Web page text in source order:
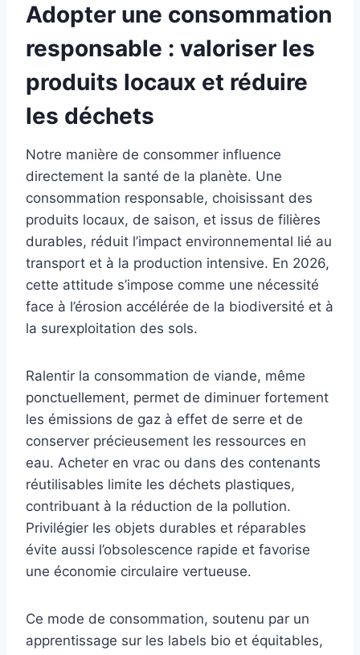
Adopter une consommation
responsable : valoriser les
produits locaux et réduire
les déchets
Notre manière de consommer influence
directement la santé de la planète. Une
consommation responsable, choisissant des
produits locaux, de saison, et issus de filières
durables, réduit l’impact environnemental lié au
transport et à la production intensive. En 2026,
cette attitude s’impose comme une nécessité
face à l’érosion accélérée de la biodiversité et à
la surexploitation des sols.
Ralentir la consommation de viande, même
ponctuellement, permet de diminuer fortement
les émissions de gaz à effet de serre et de
conserver précieusement les ressources en
eau. Acheter en vrac ou dans des contenants
réutilisables limite les déchets plastiques,
contribuant à la réduction de la pollution.
Privilégier les objets durables et réparables
évite aussi l’obsolescence rapide et favorise
une économie circulaire vertueuse.
Ce mode de consommation, soutenu par un
apprentissage sur les labels bio et équitables,